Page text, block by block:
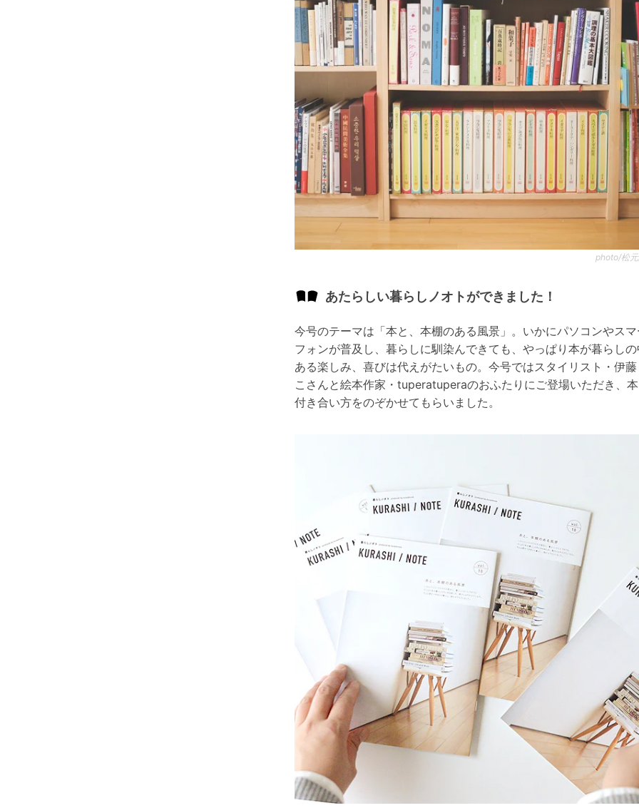
photo/松
あたらしい暮らしノオトができました！
今号のテーマは「本と、本棚のある風景」。いかにパソコンやス
フォンが普及し、暮らしに馴染んできても、やっぱり本が暮らし
ある楽しみ、喜びは代えがたいもの。今号ではスタイリスト・伊
こさんと絵本作家・tuperatuperaのおふたりにご登場いただき、
付き合い方をのぞかせてもらいました。